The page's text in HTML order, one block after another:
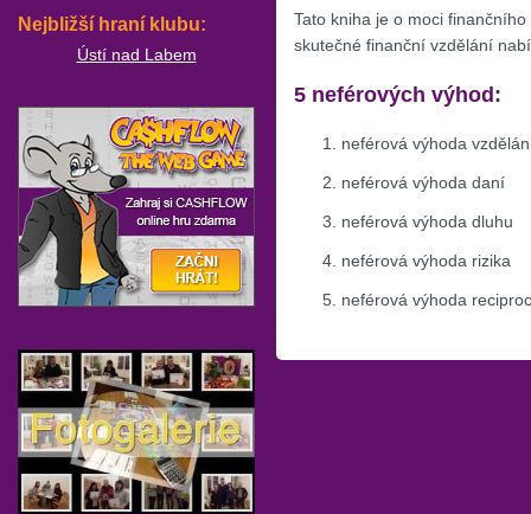
Tato kniha je o moci
skutečné finanční vzdělání
5 neférových výhod:
neférová výhoda
neférová výhoda daní
neférová výhoda dluhu
neférová výhoda rizika
neférová výhoda
Nejbližší hraní klubu:
Ústí nad Labem